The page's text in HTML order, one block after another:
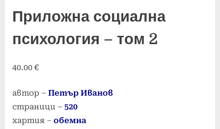
Приложна социална
психология – том 2
40.00 €
автор – Петър Иванов
страници – 520
хартия – обемна